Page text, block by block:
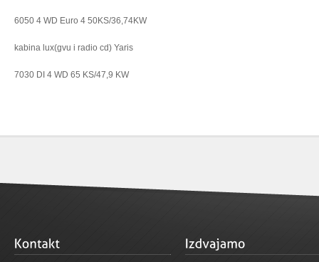
6050 4 WD Euro 4 50KS/36,74KW
kabina lux(gvu i radio cd) Yaris
7030 DI 4 WD 65 KS/47,9 KW